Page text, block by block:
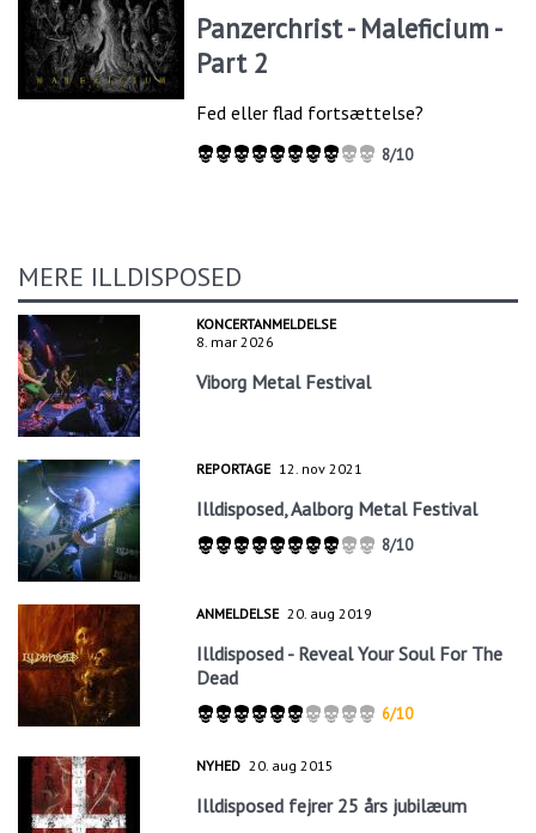
Panzerchrist - Maleficium -
Part 2
Fed eller flad fortsættelse?
8/10
MERE ILLDISPOSED
KONCERTANMELDELSE
8. mar 2026
Viborg Metal Festival
REPORTAGE 12. nov 2021
Illdisposed, Aalborg Metal Festival
8/10
ANMELDELSE 20. aug 2019
Illdisposed - Reveal Your Soul For The
Dead
6/10
NYHED 20. aug 2015
Illdisposed fejrer 25 års jubilæum